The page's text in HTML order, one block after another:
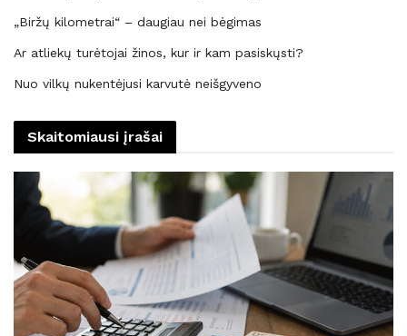
„Biržų kilometrai“ – daugiau nei bėgimas
Ar atliekų turėtojai žinos, kur ir kam pasiskųsti?
Nuo vilkų nukentėjusi karvutė neišgyveno
Skaitomiausi įrašai